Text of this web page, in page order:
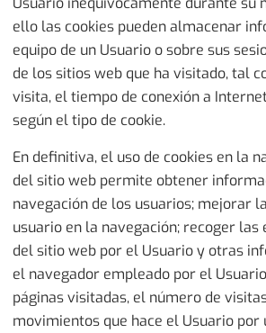
ello las cookies pueden almacenar
equipo de un Usuario o sobre sus
de los sitios web que ha visitado, tal
visita, el tiempo de conexión a
según el tipo de cookie.
En definitiva, el uso de cookies en la
del sitio web permite obtener
navegación de los usuarios; mejorar
usuario en la navegación; recoger las
del sitio web por el Usuario y otras
el navegador empleado por el
páginas visitadas, el número de
movimientos que hace el Usuario por